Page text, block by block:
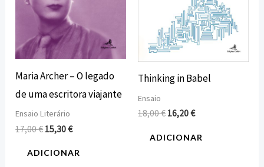
Maria Archer – O legado
de uma escritora viajante
Ensaio Literário
17,00€ 15,30€
ADICIONAR
Thinking in Babel
Ensaio
18,00€ 16,20€
ADICIONAR